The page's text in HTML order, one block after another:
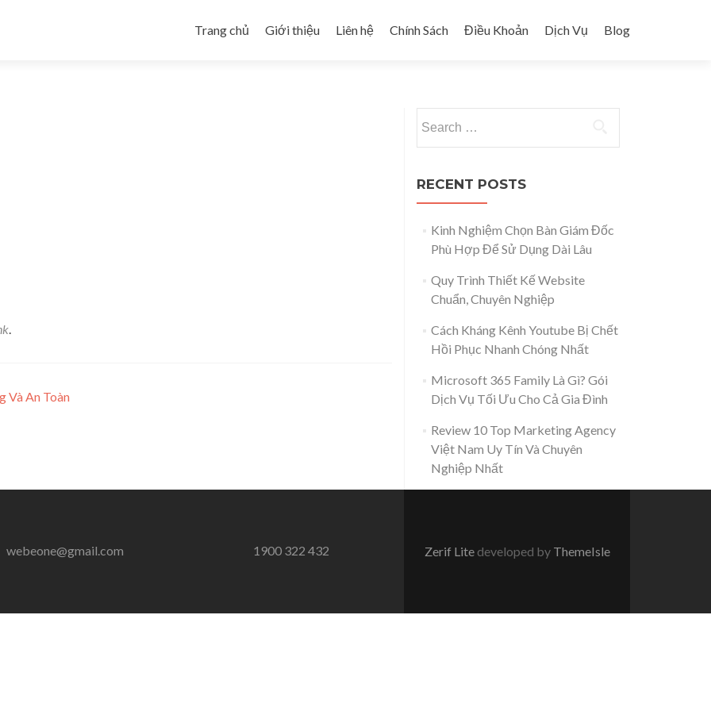
Trang chủ
Giới thiệu Liên hệ Chính Sách Điều Khoản Dịch Vụ Blog
.
Và An Toàn
RECENT POSTS
Kinh Nghiệm Chọn Bàn Giám Đốc
Phù Hợp Để Sử Dụng Dài Lâu
Quy Trình Thiết Kế Website
Chuẩn, Chuyên Nghiệp
Cách Kháng Kênh Youtube Bị Chết
Hồi Phục Nhanh Chóng Nhất
Microsoft 365 Family Là Gì? Gói
Dịch Vụ Tối Ưu Cho Cả Gia Đình
Review 10 Top Marketing Agency
Việt Nam Uy Tín Và Chuyên
Nghiệp Nhất
webeone@gmail.com 1900 322 432 Zerif Lite developed by ThemeIsle